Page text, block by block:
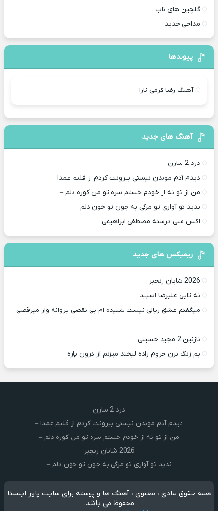
گلچین های ناب
مداحی جدید
پیوندها
آهنگ رضا کرمی تارا
آهنگ های جدید
درد 2 سارن
دیدم آدم موندن نیستی بیرونت کردم از قلبم عمدا –
من از تو نه از خودم خستم سره تو من کوره دلم –
ندید تو آواری تو مرگی به جون تو خون دلم –
اکس منی درسته مصطفی ابراهیمی
ریمیکس های جدید
2026 شایان رنجبر
نه تایی علیرضا اسپید
میگفتم عشق ریالی نیست شنیده ام بی نقصی پروانه وار میرقصی
–
نازنین 2 مجید حسینی
بم زنگ نزن حروم زاده لبخند میزنم از درون پاره –
درد 2 سارن
دیدم آدم موندن نیستی بیرونت کردم از قلبم عمدا –
من از تو نه از خودم خستم سره تو من کوره دلم –
2026 شایان رنجبر
ندید تو آواری تو مرگی به جون تو خون دلم –
همه حقوق مادی ، معنوی ، آهنگ ها و پوسته برای سایت پاور اینستا
محفوظ می باشد.